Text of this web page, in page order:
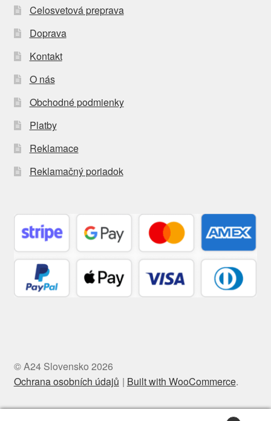
Celosvetová preprava
Doprava
Kontakt
O nás
Obchodné podmienky
Platby
Reklamace
Reklamačný poriadok
© A24 Slovensko 2026
Ochrana osobních údajů
Built with WooCommerce.